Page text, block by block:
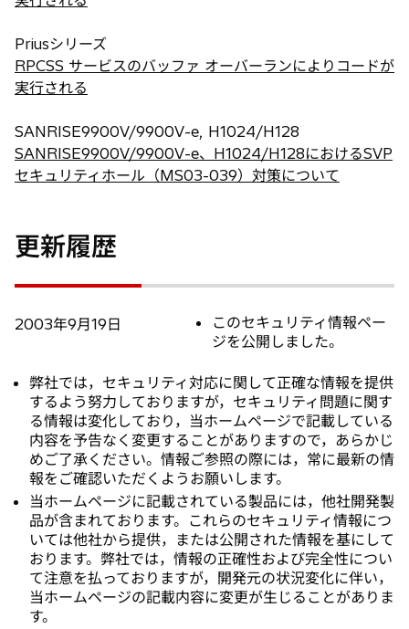
Priusシリーズ
RPCSS サービスのバッファ オーバーランによりコードが
実行される
SANRISE9900V/9900V-e, H1024/H128
SANRISE9900V/9900V-e、H1024/H128におけるSVP
セキュリティホール（MS03-039）対策について
更新履歴
2003年9月19日
このセキュリティ情報ペー
ジを公開しました。
弊社では，セキュリティ対応に関して正確な情報を提供
するよう努力しておりますが，セキュリティ問題に関す
る情報は変化しており，当ホームページで記載している
内容を予告なく変更することがありますので，あらかじ
めご了承ください。情報ご参照の際には，常に最新の情
報をご確認いただくようお願いします。
当ホームページに記載されている製品には，他社開発製
品が含まれております。これらのセキュリティ情報につ
いては他社から提供，または公開された情報を基にして
おります。弊社では，情報の正確性および完全性につい
て注意を払っておりますが，開発元の状況変化に伴い，
当ホームページの記載内容に変更が生じることがありま
す。